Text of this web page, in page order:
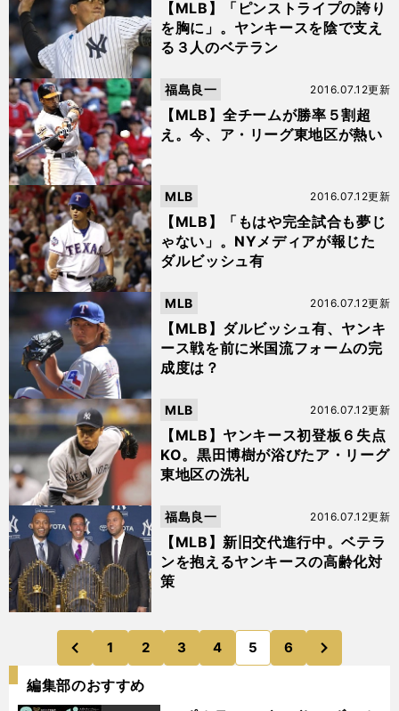
【MLB】「ピンストライプの誇り
を胸に」。ヤンキースを陰で支え
る３人のベテラン
【MLB】全チームが勝率５割超
え。今、ア・リーグ東地区が熱い
2016.07.12更新
福島良一
【MLB】「もはや完全試合も夢じ
ゃない」。NYメディアが報じた
ダルビッシュ有
2016.07.12更新
MLB
【MLB】ダルビッシュ有、ヤンキ
ース戦を前に米国流フォームの完
成度は？
2016.07.12更新
MLB
【MLB】ヤンキース初登板６失点
KO。黒田博樹が浴びたア・リーグ
東地区の洗礼
2016.07.12更新
MLB
【MLB】新旧交代進行中。ベテラ
ンを抱えるヤンキースの高齢化対
策
2016.07.12更新
福島良一
前
のページへ
1 2 3 4 5 6
のページへ
編集部のおすすめ